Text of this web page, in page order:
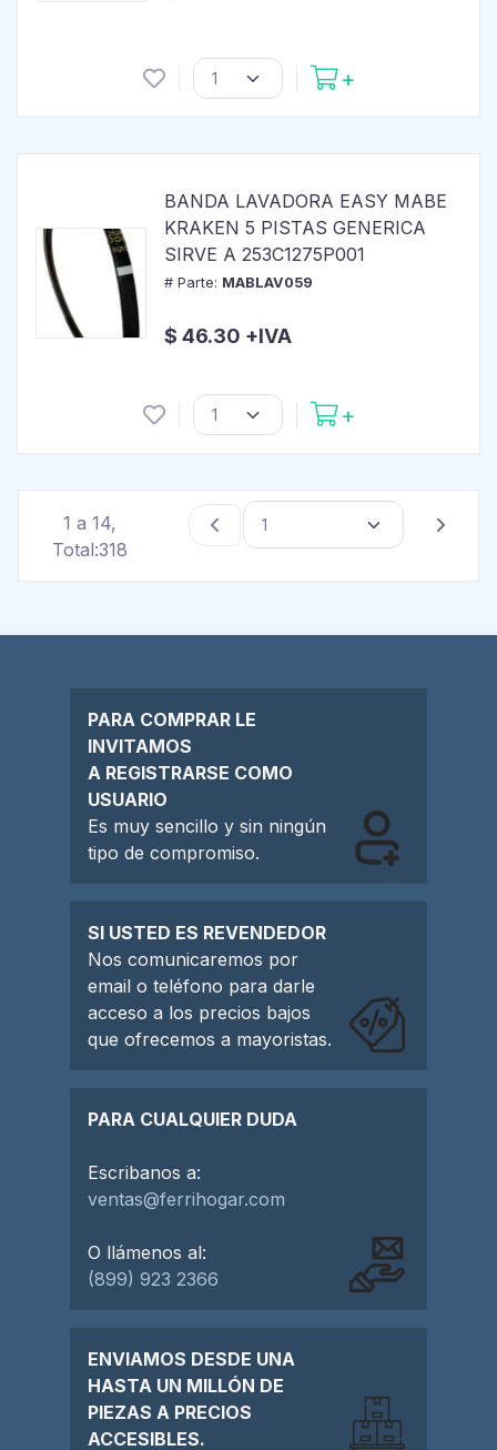
BANDA LAVADORA EASY MABE
KRAKEN 5 PISTAS GENERICA
SIRVE A 253C1275P001
# Parte: MABLAV059
$ 46.30 +IVA
1 a 14,
Total:318
PARA COMPRAR LE
INVITAMOS
A REGISTRARSE COMO
USUARIO
Es muy sencillo y sin ningún
tipo de compromiso.
SI USTED ES REVENDEDOR
Nos comunicaremos por
email o teléfono para darle
acceso a los precios bajos
que ofrecemos a mayoristas.
PARA CUALQUIER DUDA
Escribanos a:
ventas@ferrihogar.com
O llámenos al:
(899) 923 2366
ENVIAMOS DESDE UNA
HASTA UN MILLÓN DE
PIEZAS A PRECIOS
ACCESIBLES.